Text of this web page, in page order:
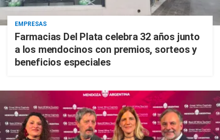
EMPRESAS
Farmacias Del Plata celebra 32 años junto
a los mendocinos con premios, sorteos y
beneficios especiales